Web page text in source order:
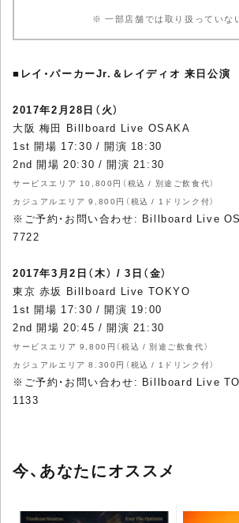
※ 一部店舗では取り扱っていな
■ レイ・パーカーJr.＆レイディオ 来日公演
2017年2月28日（火）
大阪 梅田 Billboard Live OSAKA
1st 開場 17:30 / 開演 18:30
2nd 開場 20:30 / 開演 21:30
サービスエリア 10,800円（税込 / 別途ご飲食代）
カジュアルエリア 9,800円（税込 / 1ドリンク付）
※ご予約・お問い合わせ: Billboard Live
7722
2017年3月2日（木） / 3日（金）
東京 赤坂 Billboard Live TOKYO
1st 開場 17:30 / 開演 19:00
2nd 開場 20:45 / 開演 21:30
サービスエリア 9,800円（税込 / 別途ご飲食代）
カジュアルエリア 8.300円（税込 / 1ドリンク付）
※ご予約・お問い合わせ: Billboard Live
1133
今、あなたにオススメ